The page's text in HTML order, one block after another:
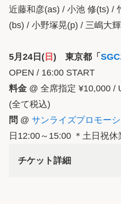
近藤和彦(as) / 小池 修(ts) /
(bs) / 小野塚晃(p) / 三嶋大
5月24日(日 ) 東京都「
OPEN / 16:00 START
料金@ 全席指定 ¥10,000 /
(全て税込)
問 @ サンライズプロモー
日12:00～15:00 ＊土日祝休
チケット詳細